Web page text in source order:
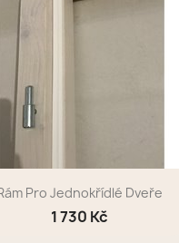
Pro Jednokřídlé Dveře
1 730 Kč